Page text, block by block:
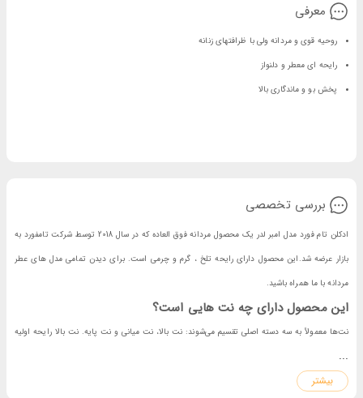
معرفی
روحیه قوی و مردانه ولی با ظرافتهای زنانه
رایحه ای معطر و دلنواز
پخش بو و ماندگاری بالا
بررسی تخصصی
ادکلن تام فورد مدل امبر لدر یک محصول مردانه فوق العاده که در سال 2018 توسط شرکت تامفورد به
بازار عرضه شد.این محصول دارای رایحه تلخ ، گرم و چرمی است. برای دیدن تمامی مدل های عطر
مردانه با ما همراه باشید.
این محصول دارای چه نت هایی است؟
نت‌ها معمولاً به سه دسته اصلی تقسیم می‌شوند: نت بالا، نت میانی و نت پایه. نت بالا رایحه اولیه
ادکلن است که بوی اولیه را ارائه می‌دهد، در حالی که نت میانی رایحه اصلی و مرکزی ادکلن را تشکیل
می‌دهد. نت پایه نیز برای پایداری و ماندگاری رایحه ادکلن مهم است. نت‌های بالایی: چرم، فلفل سیاه،
...
بیشتر